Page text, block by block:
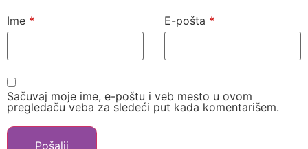
Ime * E-pošta *
Sačuvaj moje ime, e-poštu i veb mesto u ovom
pregledaču veba za sledeći put kada komentarišem.